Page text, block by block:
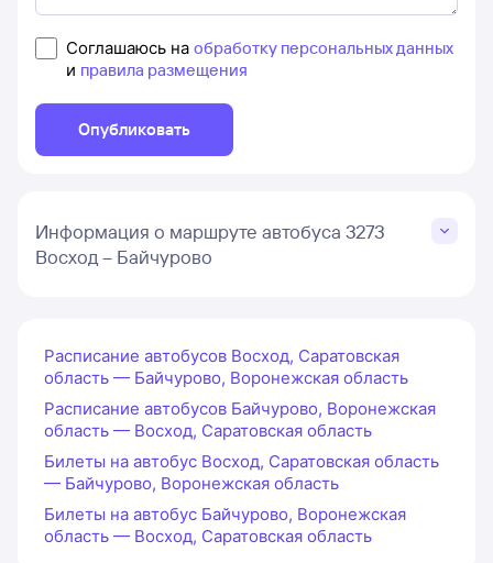
Соглашаюсь на обработку персональных данных
и правила размещения
Опубликовать
Информация о маршруте автобуса 3273
Восход – Байчурово
Расписание автобусов Восход, Саратовская
область — Байчурово, Воронежская область
Расписание автобусов Байчурово, Воронежская
область — Восход, Саратовская область
Билеты на автобус Восход, Саратовская область
— Байчурово, Воронежская область
Билеты на автобус Байчурово, Воронежская
область — Восход, Саратовская область